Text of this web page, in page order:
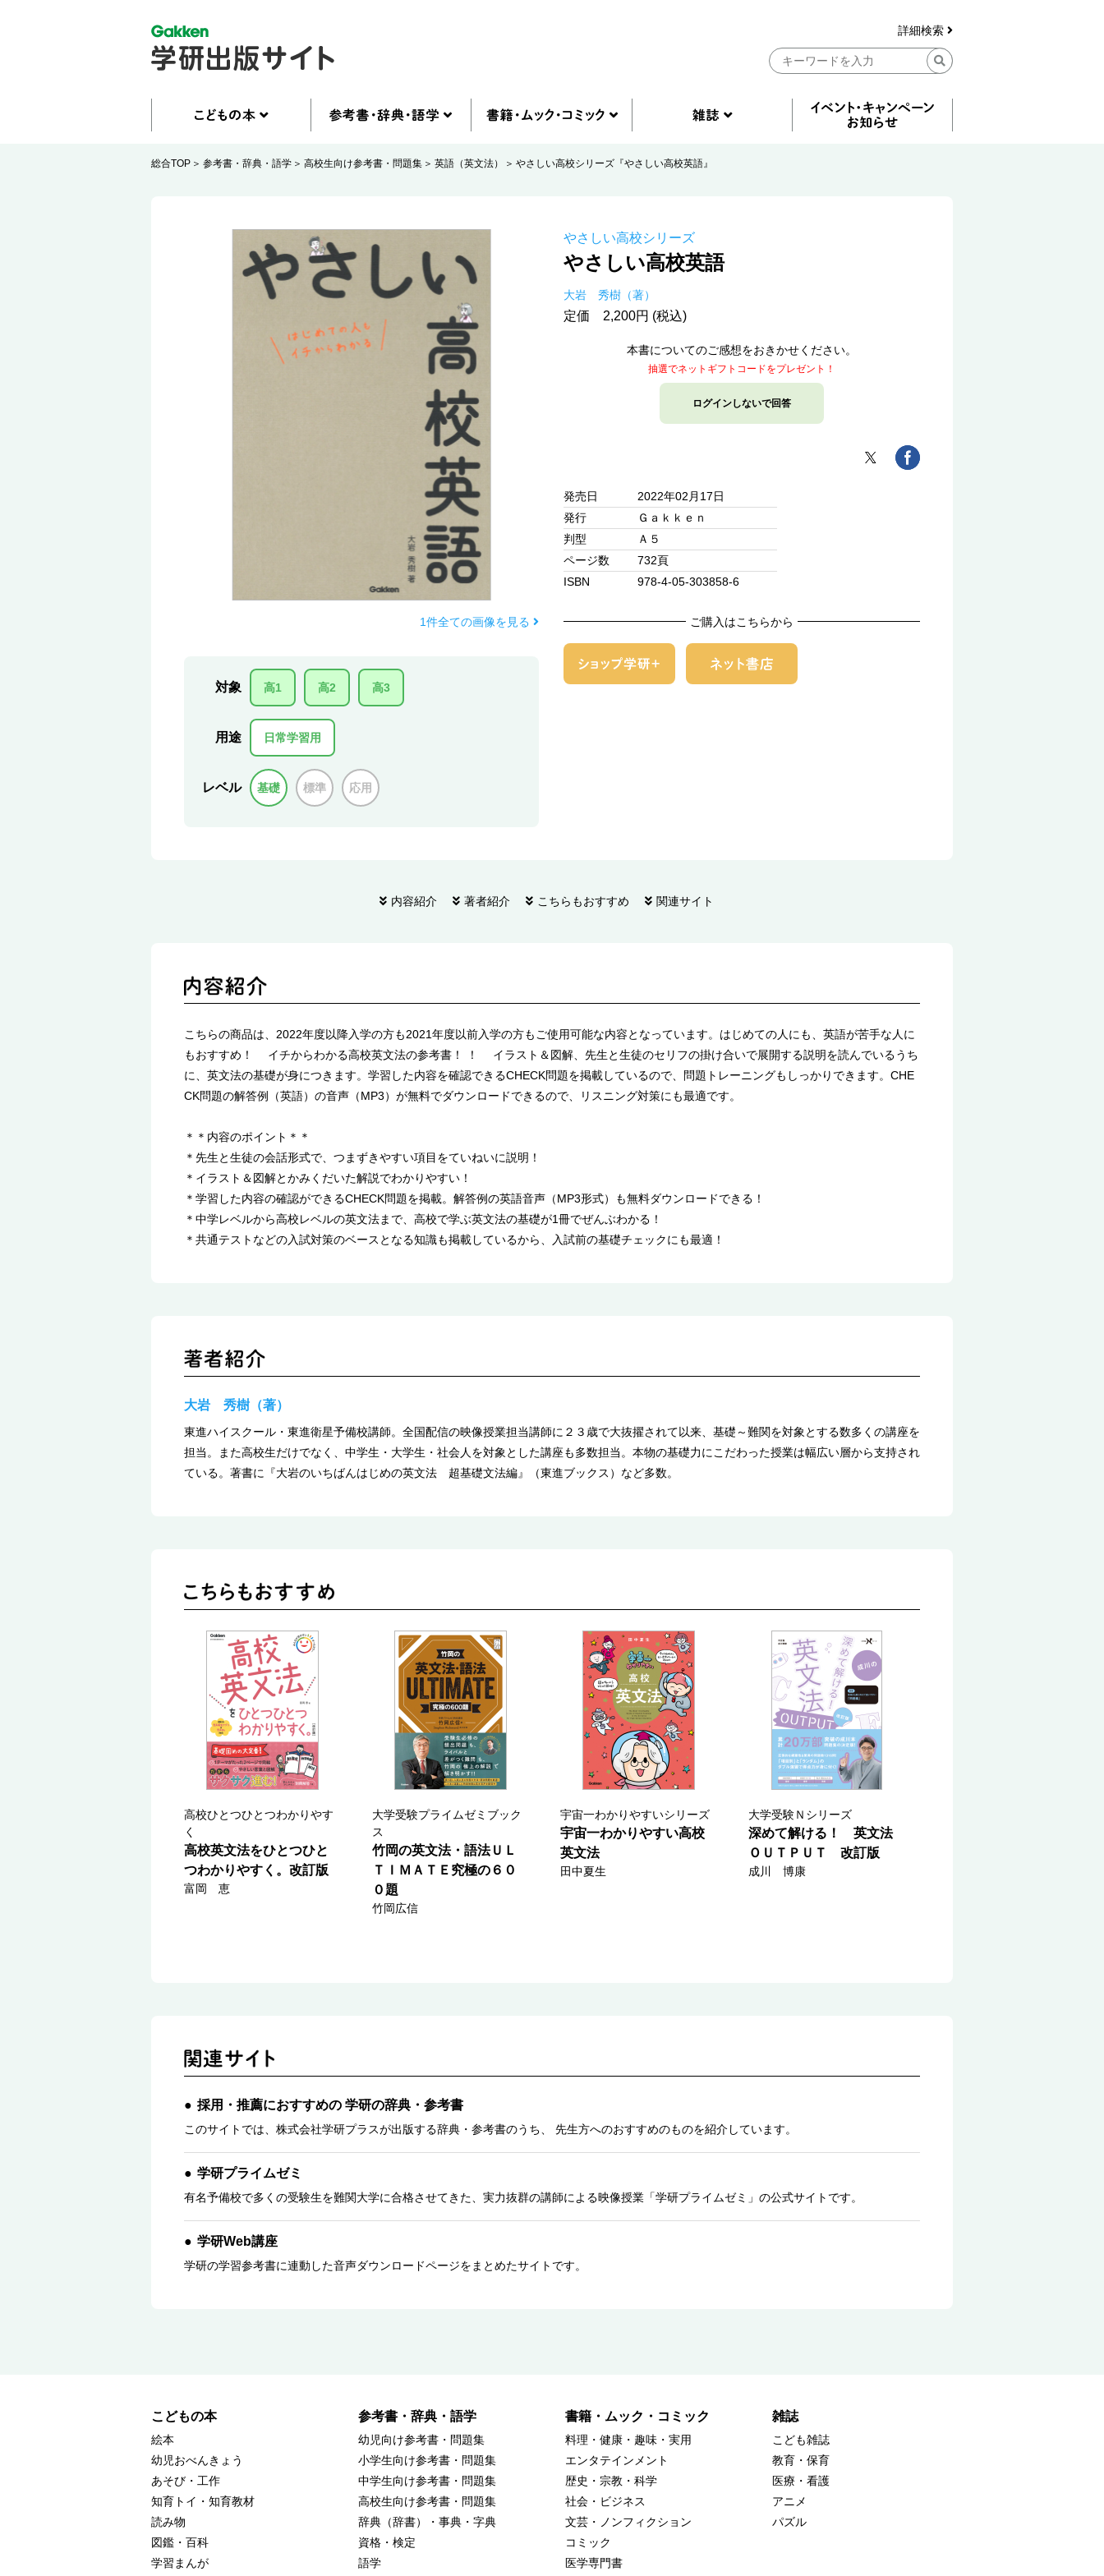
詳細検索
総合TOP 参考書・辞典・語学 高校生向け参考書・問題集 英語（英文法） やさしい高校シリーズ『やさしい高校英語』
1件全ての画像を見る
対象 高1 高2 高3
用途 日常学習用
レベル 基礎 標準 応用
やさしい高校シリーズ
やさしい高校英語
大岩 秀樹（著）
定価 2,200円 (税込)
本書についてのご感想をおきかせください。
抽選でネットギフトコードをプレゼント！
ログインしないで回答
発売日
2022年02月17日
発行
Ｇａｋｋｅｎ
判型
Ａ５
ページ数
732頁
ISBN
978-4-05-303858-6
ご購入はこちらから
内容紹介 著者紹介 こちらもおすすめ 関連サイト
こちらの商品は、2022年度以降入学の方も2021年度以前入学の方もご使用可能な内容となっています。はじめての人にも、英語が苦手な人に
もおすすめ！ イチからわかる高校英文法の参考書！ ！ イラスト＆図解、先生と生徒のセリフの掛け合いで展開する説明を読んでいるうち
に、英文法の基礎が身につきます。学習した内容を確認できるCHECK問題を掲載しているので、問題トレーニングもしっかりできます。CHE
CK問題の解答例（英語）の音声（MP3）が無料でダウンロードできるので、リスニング対策にも最適です。
＊＊内容のポイント＊＊
＊先生と生徒の会話形式で、つまずきやすい項目をていねいに説明！
＊イラスト＆図解とかみくだいた解説でわかりやすい！
＊学習した内容の確認ができるCHECK問題を掲載。解答例の英語音声（MP3形式）も無料ダウンロードできる！
＊中学レベルから高校レベルの英文法まで、高校で学ぶ英文法の基礎が1冊でぜんぶわかる！
＊共通テストなどの入試対策のベースとなる知識も掲載しているから、入試前の基礎チェックにも最適！
大岩 秀樹（著）
東進ハイスクール・東進衛星予備校講師。全国配信の映像授業担当講師に２３歳で大抜擢されて以来、基礎～難関を対象とする数多くの講座を
担当。また高校生だけでなく、中学生・大学生・社会人を対象とした講座も多数担当。本物の基礎力にこだわった授業は幅広い層から支持され
ている。著書に『大岩のいちばんはじめの英文法 超基礎文法編』（東進ブックス）など多数。
高校ひとつひとつわかりやす
く
高校英文法をひとつひと
つわかりやすく。改訂版
富岡 恵
大学受験プライムゼミブック
ス
竹岡の英文法・語法ＵＬ
ＴＩＭＡＴＥ究極の６０
０題
竹岡広信
宇宙一わかりやすいシリーズ
宇宙一わかりやすい高校
英文法
田中夏生
大学受験Ｎシリーズ
深めて解ける！ 英文法
ＯＵＴＰＵＴ 改訂版
成川 博康
採用・推薦におすすめの 学研の辞典・参考書
このサイトでは、株式会社学研プラスが出版する辞典・参考書のうち、 先生方へのおすすめのものを紹介しています。
学研プライムゼミ
有名予備校で多くの受験生を難関大学に合格させてきた、実力抜群の講師による映像授業「学研プライムゼミ」の公式サイトです。
学研Web講座
学研の学習参考書に連動した音声ダウンロードページをまとめたサイトです。
こどもの本
絵本
幼児おべんきょう
あそび・工作
知育トイ・知育教材
読み物
図鑑・百科
学習まんが
参考書・辞典・語学
幼児向け参考書・問題集
小学生向け参考書・問題集
中学生向け参考書・問題集
高校生向け参考書・問題集
辞典（辞書）・事典・字典
資格・検定
語学
書籍・ムック・コミック
料理・健康・趣味・実用
エンタテインメント
歴史・宗教・科学
社会・ビジネス
文芸・ノンフィクション
コミック
医学専門書
雑誌
こども雑誌
教育・保育
医療・看護
アニメ
パズル